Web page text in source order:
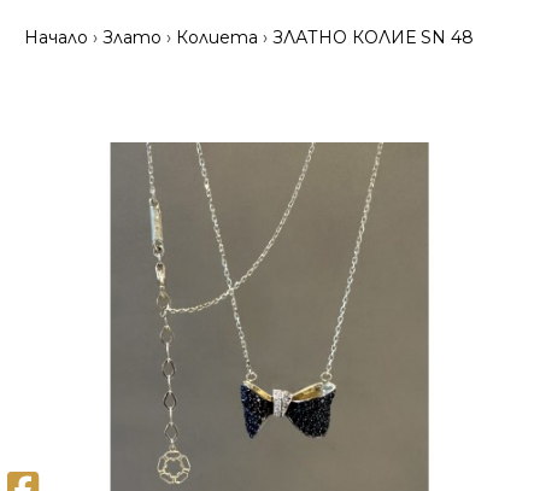
Начало Злато Колиета ЗЛАТНО КОЛИЕ SN 48